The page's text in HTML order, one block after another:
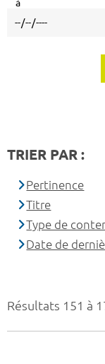
Résultats 151 à
à
TRIER PAR :
Pertinence
Titre
Type de
Date de